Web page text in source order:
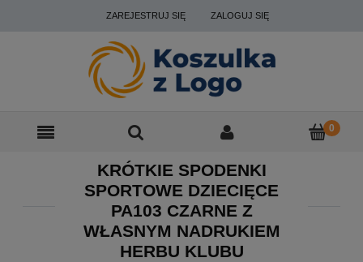
ZAREJESTRUJ SIĘ ZALOGUJ SIĘ
KRÓTKIE SPODENKI
SPORTOWE DZIECIĘCE
PA103 CZARNE Z
WŁASNYM NADRUKIEM
HERBU KLUBU